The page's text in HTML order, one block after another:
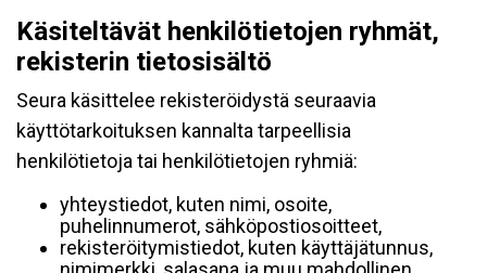
Käsiteltävät henkilötietojen ryhmät,
rekisterin tietosisältö
Seura käsittelee rekisteröidystä seuraavia
käyttötarkoituksen kannalta tarpeellisia
henkilötietoja tai henkilötietojen ryhmiä:
yhteystiedot, kuten nimi, osoite,
puhelinnumerot, sähköpostiosoitteet,
rekisteröitymistiedot, kuten käyttäjätunnus,